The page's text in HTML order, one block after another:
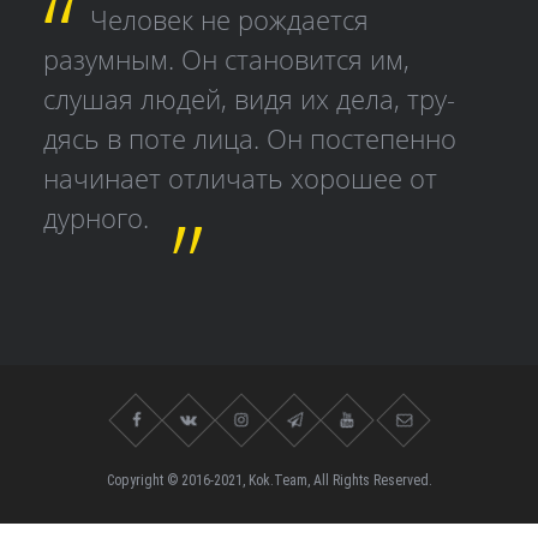
Человек не рождается
разумным. Он становится им,
слушая людей, видя их дела, тру­
дясь в поте лица. Он постепенно
начинает отличать хорошее от
дурного.
Copyright © 2016-2021, Kok.Team, All Rights Reserved.